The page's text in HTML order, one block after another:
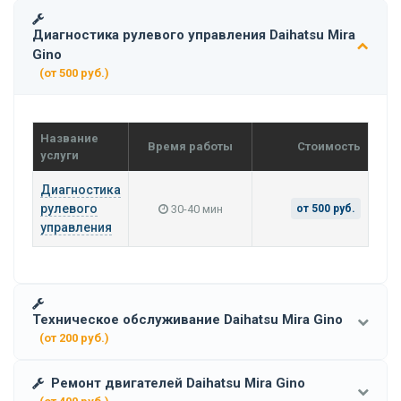
Диагностика рулевого управления Daihatsu Mira
Gino
(от 500 руб.)
Название
услуги
Время работы Стоимость
Диагностика
рулевого
управления
30-40 мин от 500 руб.
Техническое обслуживание Daihatsu Mira Gino
(от 200 руб.)
Ремонт двигателей Daihatsu Mira Gino